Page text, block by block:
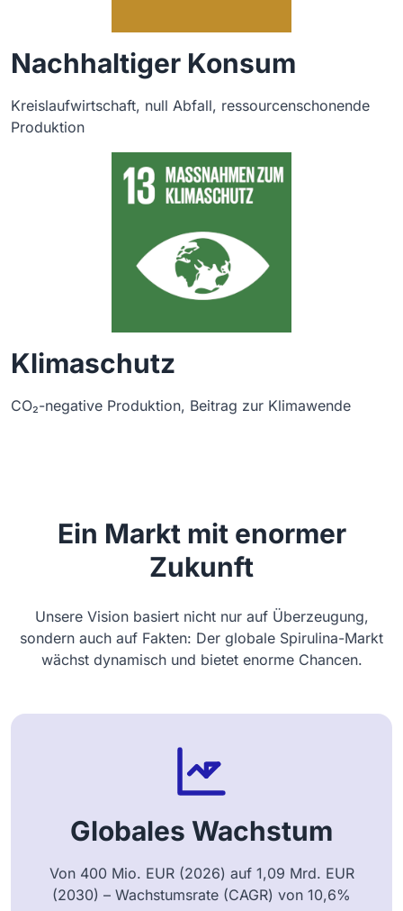
Nachhaltiger Konsum
Kreislaufwirtschaft, null Abfall, ressourcenschonende
Produktion
Klimaschutz
CO₂-negative Produktion, Beitrag zur Klimawende
Ein Markt mit enormer
Zukunft
Unsere Vision basiert nicht nur auf Überzeugung,
sondern auch auf Fakten: Der globale Spirulina-Markt
wächst dynamisch und bietet enorme Chancen.
Globales Wachstum
Von 400 Mio. EUR (2026) auf 1,09 Mrd. EUR
(2030) – Wachstumsrate (CAGR) von 10,6%